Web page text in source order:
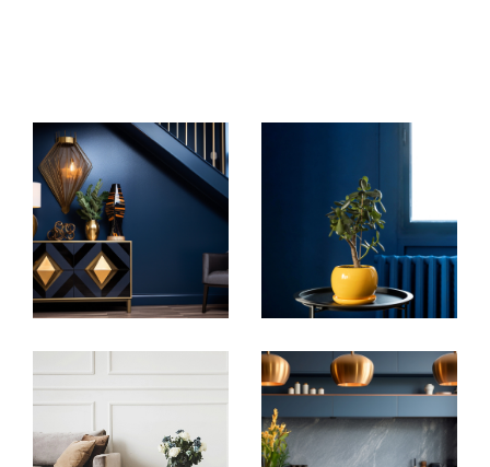
ou le duplex spacieux qui correspond à vos critères.
Notre vaste sélection de biens immobiliers à vendre
couvre une variété de goûts et de budgets. Nous
nous engageons à vous offrir un service
personnalisé pour vous accompagner à chaque
étape de votre projet d'achat immobilier.
Si la location est votre préférence, explorez nos
biens immobiliers disponibles à la location en Alsace.
Que vous recherchiez un appartement spacieux ou